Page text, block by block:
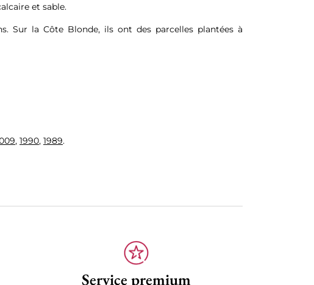
et sable.
Sur la Côte Blonde, ils ont des parcelles plantées à
, 1990, 1989.
Service premium